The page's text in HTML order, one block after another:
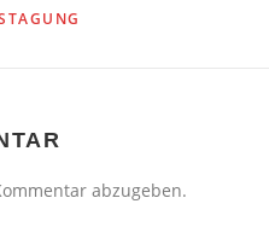
abzugeben.